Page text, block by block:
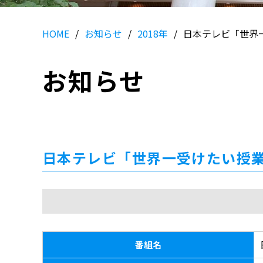
HOME お知らせ 2018年 日本テレビ「世
お知らせ
日本テレビ「世界一受けたい授
番組名